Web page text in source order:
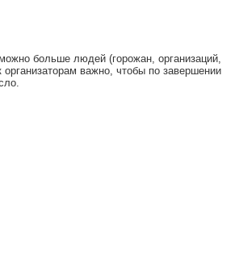
больше людей (горожан, организаций,
организаторам важно, чтобы по завершении